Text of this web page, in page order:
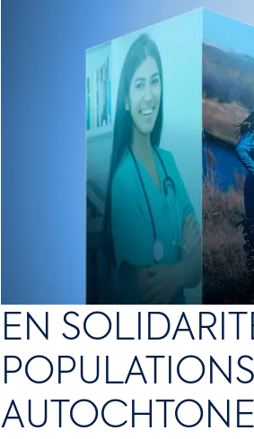
EN
POPULATIONS